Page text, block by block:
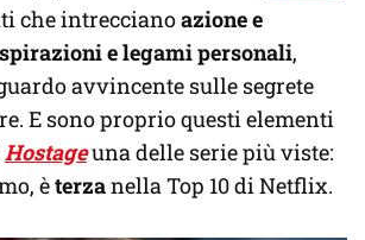
che intreccianoazione e
e legami personali,
avvincente sulle segrete
E sono proprio questi elementi
Hostageuna delle serie più viste:
èterzanella Top 10 di Netflix.